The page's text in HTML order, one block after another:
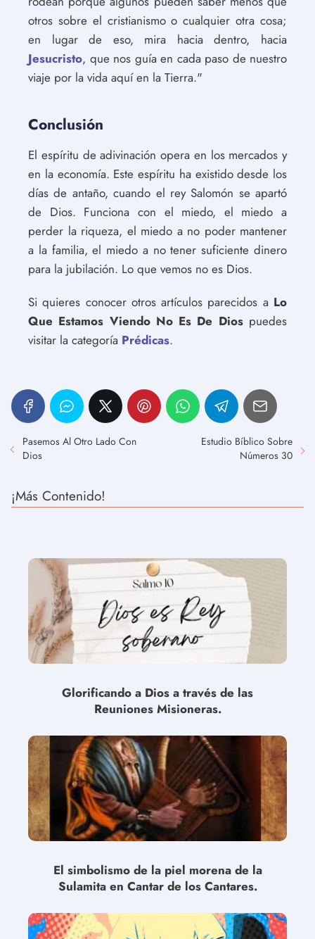
otros sobre el cristianismo o cualquier otra cosa;
en lugar de eso, mira hacia dentro, hacia
Jesucristo, que nos guía en cada paso de nuestro
viaje por la vida aquí en la Tierra."
Conclusión
El espíritu de adivinación opera en los mercados y
en la economía. Este espíritu ha existido desde los
días de antaño, cuando el rey Salomón se apartó
de Dios. Funciona con el miedo, el miedo a
perder la riqueza, el miedo a no poder mantener
a la familia, el miedo a no tener suficiente dinero
para la jubilación. Lo que vemos no es Dios.
Si quieres conocer otros artículos parecidos a Lo
Que Estamos Viendo No Es De Diospuedes
visitar la categoría Prédicas.
Pasemos Al Otro Lado Con
Dios
Estudio Bíblico Sobre
Números 30
¡Más Contenido!
Glorificando a Dios a través de las
Reuniones Misioneras.
El simbolismo de la piel morena de la
Sulamita en Cantar de los Cantares.